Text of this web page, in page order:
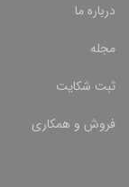
درباره ما
مجله
ثبت شکایت
فروش و همکاری